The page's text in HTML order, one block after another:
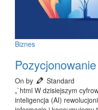
Biznes
On by
Standard
„`html W dzisiejszym
inteligencja (AI)